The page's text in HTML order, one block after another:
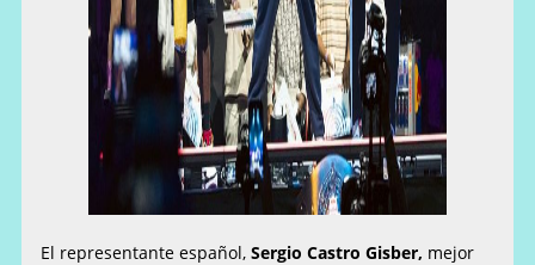
El representante español,Sergio Castro Gisber, mejor